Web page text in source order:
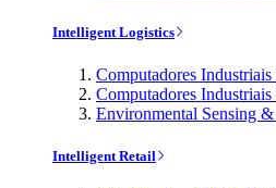
Intelligent Logistics
Computadores
Computadores Industriais
Environmental Sensing
Intelligent Retail